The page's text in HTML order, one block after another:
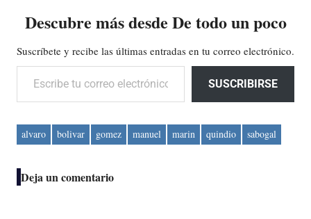
Descubre más desde De todo un poco
Suscríbete y recibe las últimas entradas en tu correo electrónico.
Escribe tu correo electrónico…
SUSCRIBIRSE
alvaro bolivar gomez manuel marin quindio sabogal
Deja un comentario